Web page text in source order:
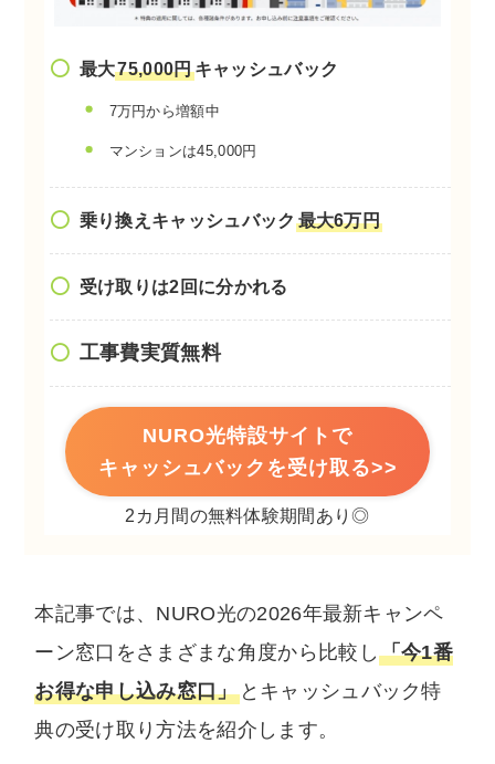
最大75,000円キャッシュバック
7万円から増額中
マンションは45,000円
乗り換えキャッシュバック 最大6万円
受け取りは2回に分かれる
工事費実質無料
NURO光特設サイトで
キャッシュバックを受け取る>>
2カ月間の無料体験期間あり◎
本記事では、NURO光の2026年最新キャンペ
ーン窓口をさまざまな角度から比較し 「今1番
お得な申し込み窓口」とキャッシュバック特
典の受け取り方法を紹介します。